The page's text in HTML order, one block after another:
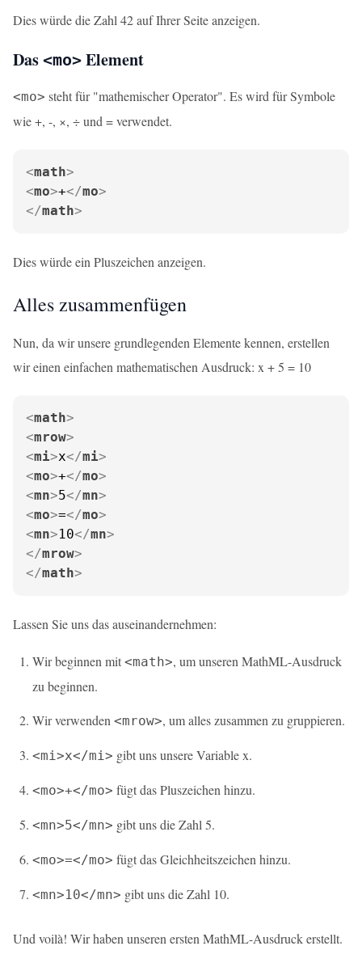
Dies würde die Zahl 42 auf Ihrer Seite anzeigen.
Das <mo> Element
<mo> steht für "mathemischer Operator". Es wird für Symbole
wie +, -, ×, ÷ und = verwendet.
<math>
<mo>+</mo>
</math>
Dies würde ein Pluszeichen anzeigen.
Alles zusammenfügen
Nun, da wir unsere grundlegenden Elemente kennen, erstellen
wir einen einfachen mathematischen Ausdruck: x + 5 = 10
<math>
<mrow>
<mi>x</mi>
<mo>+</mo>
<mn>5</mn>
<mo>=</mo>
<mn>10</mn>
</mrow>
</math>
Lassen Sie uns das auseinandernehmen:
Wir beginnen mit <math>, um unseren MathML-Ausdruck
zu beginnen.
Wir verwenden <mrow>, um alles zusammen zu gruppieren.
<mi>x</mi> gibt uns unsere Variable x.
<mo>+</mo> fügt das Pluszeichen hinzu.
<mn>5</mn> gibt uns die Zahl 5.
<mo>=</mo> fügt das Gleichheitszeichen hinzu.
<mn>10</mn> gibt uns die Zahl 10.
Und voilà! Wir haben unseren ersten MathML-Ausdruck erstellt.